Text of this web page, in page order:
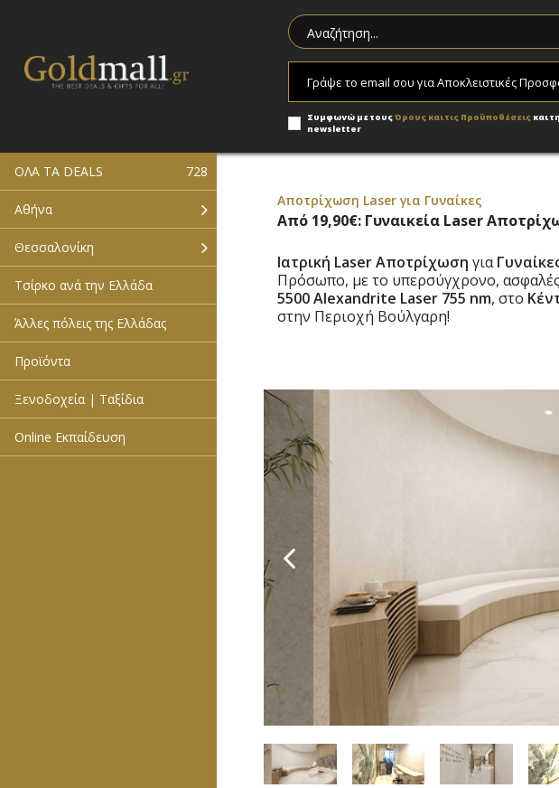
Συμφωνώ με τουςΌρους και τις Προϋποθέσεις και
newsletter
ΟΛΑ ΤΑ DEALS 728
Αθήνα
Θεσσαλονίκη
Τσίρκο ανά την Ελλάδα
Άλλες πόλεις της Ελλάδας
Προϊόντα
Ξενοδοχεία | Ταξίδια
Online Εκπαίδευση
Αποτρίχωση Laser για Γυναίκες
Από 19,90€: Γυναικεία Laser
Ιατρική Laser Αποτρίχωση για
Πρόσωπο, με το υπερσύγχρονο,
5500 Alexandrite Laser 755 nm, στο
στην Περιοχή Βούλγαρη!